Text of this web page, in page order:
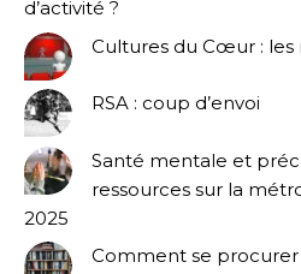
d’activité ?
Cultures du Cœur : les
RSA : coup d’envoi
Santé mentale et
ressources sur la
2025
Comment se procurer